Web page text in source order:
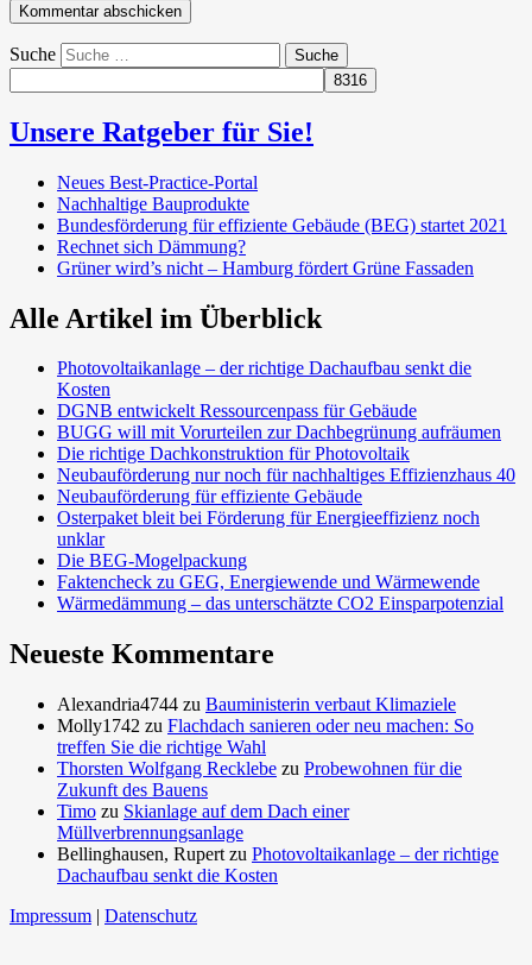
Suche
Unsere Ratgeber für Sie!
Neues Best-Practice-Portal
Nachhaltige Bauprodukte
Bundesförderung für effiziente Gebäude (BEG) startet 2021
Rechnet sich Dämmung?
Grüner wird’s nicht – Hamburg fördert Grüne Fassaden
Alle Artikel im Überblick
Photovoltaikanlage – der richtige Dachaufbau senkt die
Kosten
DGNB entwickelt Ressourcenpass für Gebäude
BUGG will mit Vorurteilen zur Dachbegrünung aufräumen
Die richtige Dachkonstruktion für Photovoltaik
Neubauförderung nur noch für nachhaltiges Effizienzhaus 40
Neubauförderung für effiziente Gebäude
Osterpaket bleit bei Förderung für Energieeffizienz noch
unklar
Die BEG-Mogelpackung
Faktencheck zu GEG, Energiewende und Wärmewende
Wärmedämmung – das unterschätzte CO2 Einsparpotenzial
Neueste Kommentare
Alexandria4744 zu Bauministerin verbaut Klimaziele
Molly1742 zu Flachdach sanieren oder neu machen: So
treffen Sie die richtige Wahl
Thorsten Wolfgang Recklebe zu Probewohnen für die
Zukunft des Bauens
Timo zu Skianlage auf dem Dach einer
Müllverbrennungsanlage
Bellinghausen, Rupert zu Photovoltaikanlage – der richtige
Dachaufbau senkt die Kosten
Impressum | Datenschutz